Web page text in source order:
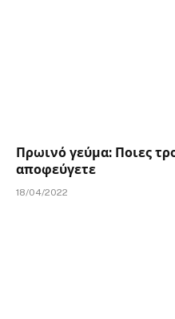
Πρωινό γεύμα: Ποιες
αποφεύγετε
18/04/2022